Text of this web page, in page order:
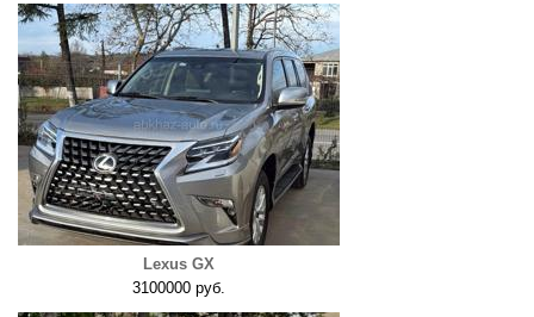
Lexus GX
3100000 руб.